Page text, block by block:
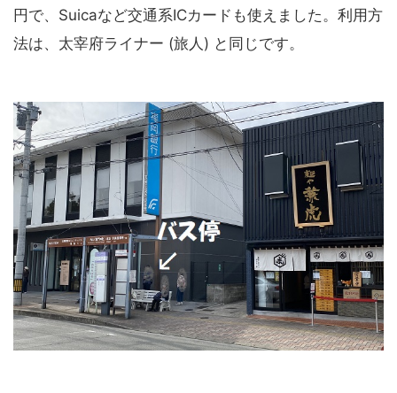
円で、Suicaなど交通系ICカードも使えました。利用方
法は、太宰府ライナー (旅人) と同じです。